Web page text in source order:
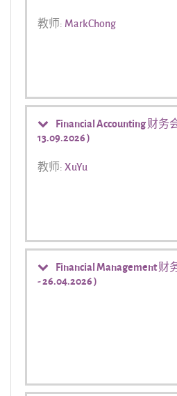
教师: MarkChong
Financial Accounting 财务
13.09.2026 )
教师: XuYu
Financial Management 财
- 26.04.2026 )